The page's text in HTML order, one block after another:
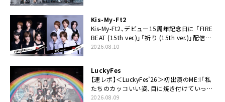
Kis-My-Ft2
Kis-My-Ft2、デビュー15周年記念日に 「FIRE
BEAT (15th ver.)」「祈り (15th ver.)」配信ス
タート
2026.08.10
LuckyFes
【速レポ】＜LuckyFes’26＞初出演のME:I「私
たちのカッコいい姿、目に焼き付けていって
ください！」
2026.08.09